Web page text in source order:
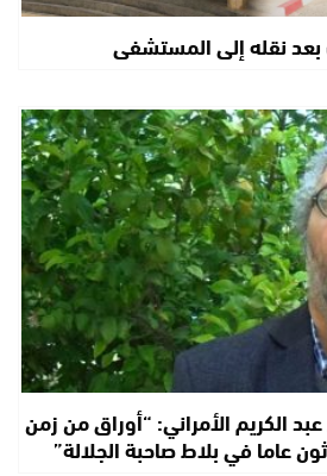
نقله إلى المستشفى
الكريم الأمراني: “أوراق من زمن
عاما في بلاط صاحبة الجلالة”